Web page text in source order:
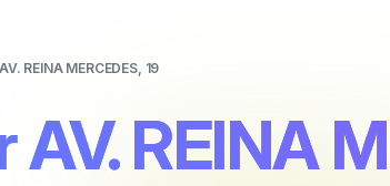
REINA MERCEDES, 19
REINA